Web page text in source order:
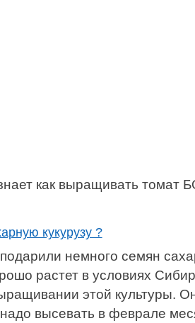
как выращивать томат
кукурузу ?
немного семян
растет в условиях
этой культуры.
высевать в феврале